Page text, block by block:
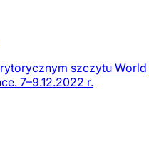
szczytu World
7–9.12.2022 r.